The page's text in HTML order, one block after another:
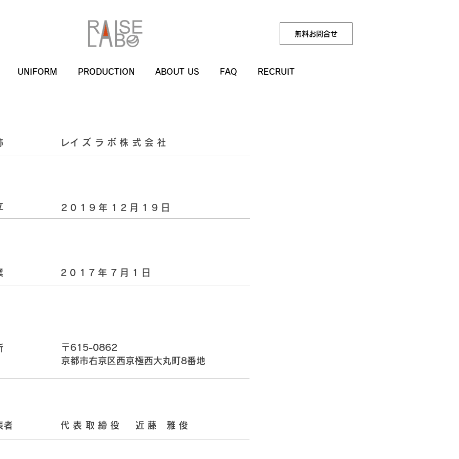
無料お問合せ
UNIFORM PRODUCTION ABOUT US FAQ RECRUIT
​レイズラボ株式会社
​2019年12月19日
​2017年7月1日
〒615-0862
京都市右京区西京極西大丸町8番地
者 ​代表取締役 近藤 雅俊